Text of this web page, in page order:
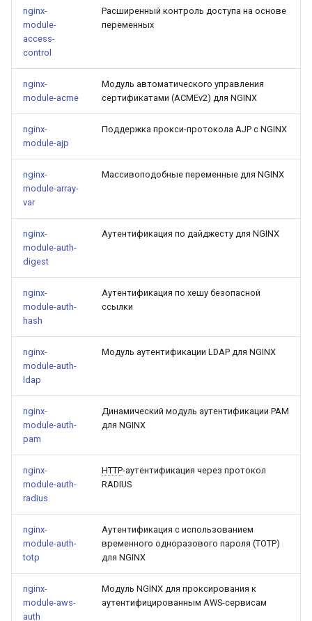
$is_console
$is_wearable
$os_version
core
cors
dns-server
dns
exec
feishu-auth
fileinfo
ftpclient
global-throttle
healthcheck
hoedown
http
http2
httpipe
Angie Web Server -
Установка на RHEL, CentOS,
Rocky Linux и AlmaLinux
nginx-
module-
access-
control
Расширенный контроль доступа на основе
переменных
nginx-
module-acme
Модуль автоматического управления
сертификатами (ACMEv2) для NGINX
nginx-
module-ajp
Поддержка прокси-протокола AJP с NGINX
nginx-
module-array-
var
Массивоподобные переменные для NGINX
nginx-
module-auth-
digest
Аутентификация по дайджесту для NGINX
nginx-
module-auth-
hash
Аутентификация по хешу безопасной
ссылки
nginx-
module-auth-
ldap
Модуль аутентификации LDAP для NGINX
nginx-
module-auth-
pam
Динамический модуль аутентификации PAM
для NGINX
nginx-
module-auth-
radius
HTTP-аутентификация через протокол
RADIUS
nginx-
module-auth-
totp
Аутентификация с использованием
временного одноразового пароля (TOTP)
для NGINX
nginx-
module-aws-
auth
Модуль NGINX для проксирования к
аутентифицированным AWS-сервисам